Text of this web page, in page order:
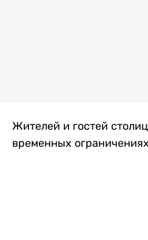
Жителей и гостей
временных